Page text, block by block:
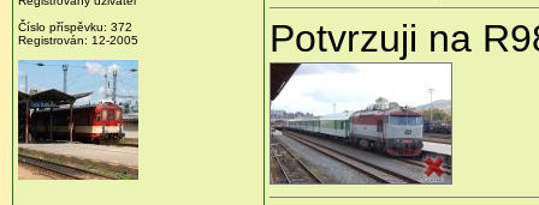
Číslo příspěvku: 372
Registrován: 12-2005
Potvrzuji na